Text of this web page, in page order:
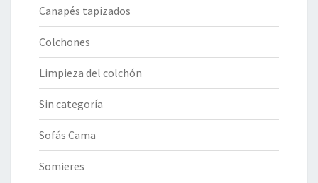
Canapés tapizados
Colchones
Limpieza del colchón
Sin categoría
Sofás Cama
Somieres